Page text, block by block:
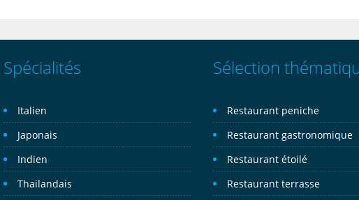
Spécialités
Italien
Japonais
Indien
Thailandais
Sélection
Restaurant peniche
Restaurant gastronomique
Restaurant étoilé
Restaurant terrasse